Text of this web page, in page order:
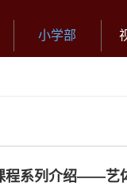
小学部
程系列介绍——艺